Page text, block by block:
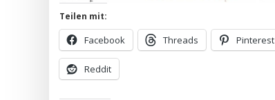
Teilen mit:
Facebook Threads Pinterest
Reddit